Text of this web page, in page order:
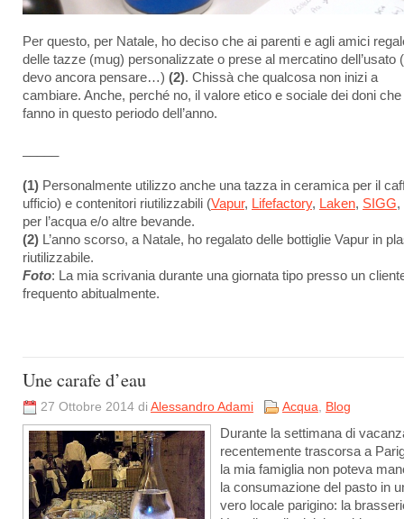
Per questo, per Natale, ho deciso che ai parenti e agli amici
delle tazze (mug) personalizzate o prese al mercatino dell’usato
devo ancora pensare…) (2). Chissà che qualcosa non inizi a
cambiare. Anche, perché no, il valore etico e sociale dei doni che
fanno in questo periodo dell’anno.
(1) Personalmente utilizzo anche una tazza in ceramica per il
ufficio) e contenitori riutilizzabili (Vapur, Lifefactory, Laken, SIGG,
per l’acqua e/o altre bevande.
(2) L’anno scorso, a Natale, ho regalato delle bottiglie Vapur in
riutilizzabile.
Foto: La mia scrivania durante una giornata tipo presso un
frequento abitualmente.
Une carafe d’eau
27 Ottobre 2014 di Alessandro Adami Acqua, Blog
Durante la settimana di
recentemente trascorsa a
la mia famiglia non poteva
la consumazione del pasto in
vero locale parigino: la